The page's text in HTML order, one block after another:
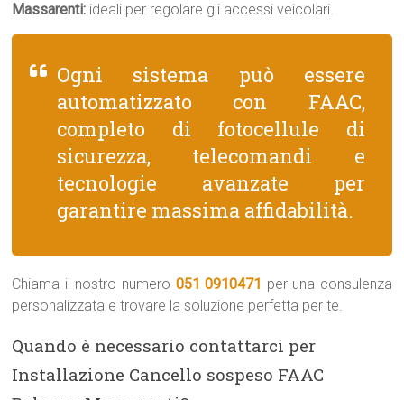
Massarenti: ideali per regolare gli accessi veicolari.
Ogni sistema può essere
automatizzato con FAAC,
completo di fotocellule di
sicurezza, telecomandi e
tecnologie avanzate per
garantire massima affidabilità.
Chiama il nostro numero 051 0910471 per una consulenza
personalizzata e trovare la soluzione perfetta per te.
Quando è necessario contattarci per
Installazione Cancello sospeso FAAC